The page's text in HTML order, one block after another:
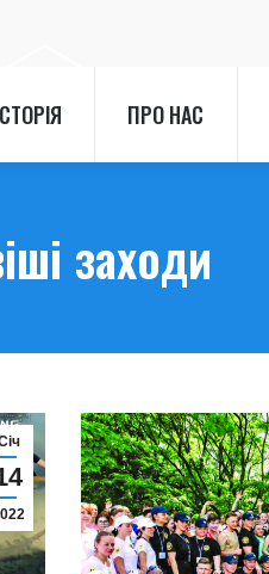
ПРО НАС
заходи